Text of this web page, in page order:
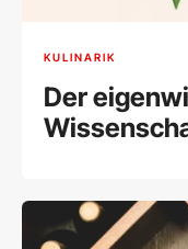
KULINARIK
Der